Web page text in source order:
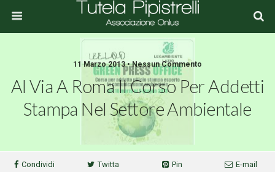
11 Marzo 2013 • Nessun Commento
Al Via A Roma Il Corso Per Addetti
Stampa Nel Settore Ambientale
Condividi Twitta Pin E-mail